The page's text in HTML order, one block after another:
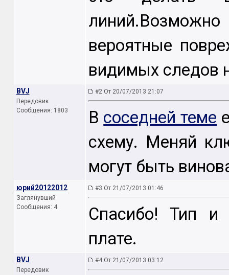
вероятные
видимых следов
BVJ
Передовик
Сообщения: 1803
#2 От 20/07/2013 21:07
В соседней теме
схему. Меняй
могут быть
юрий20122012
Заглянувший
Сообщения: 4
#3 От 21/07/2013 01:46
Спасибо! Тип и
плате.
BVJ
Передовик
#4 От 21/07/2013 03:12